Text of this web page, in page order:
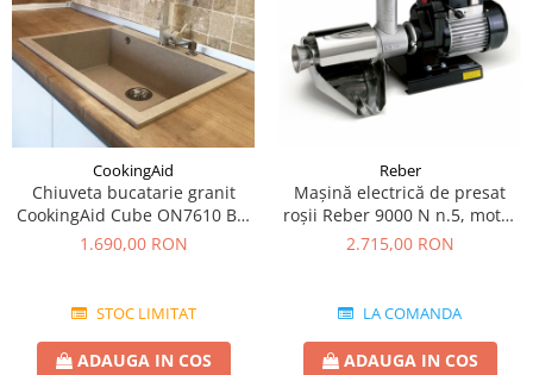
CookingAid
Chiuveta bucatarie granit
CookingAid Cube ON7610 Bej
Pigmentat / Avena + accesorii
1.690,00 RON
STOC LIMITAT
ADAUGA IN COS
Reber
Mașină electrică de presat
roşii Reber 9000 N n.5, motor
prin inducție de 600W,
2.715,00 RON
LA COMANDA
ADAUGA IN COS